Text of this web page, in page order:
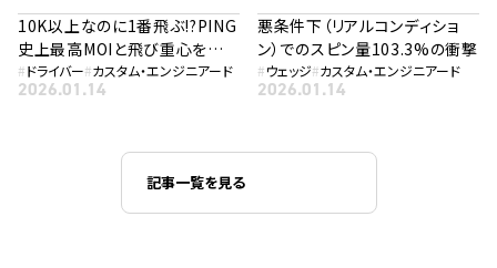
10K以上なのに1番飛ぶ!?PING
史上最高MOIと飛び重心を融
合した「G440 K」
#ドライバー#カスタム・エンジニアード
2026.01.14
悪条件下（リアルコンディショ
ン）でのスピン量103.3%の衝撃
#ウェッジ#カスタム・エンジニアード
2026.01.14
記事一覧を見る